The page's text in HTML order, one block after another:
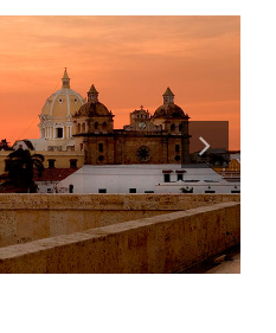
BOLSA DE EMPLEO